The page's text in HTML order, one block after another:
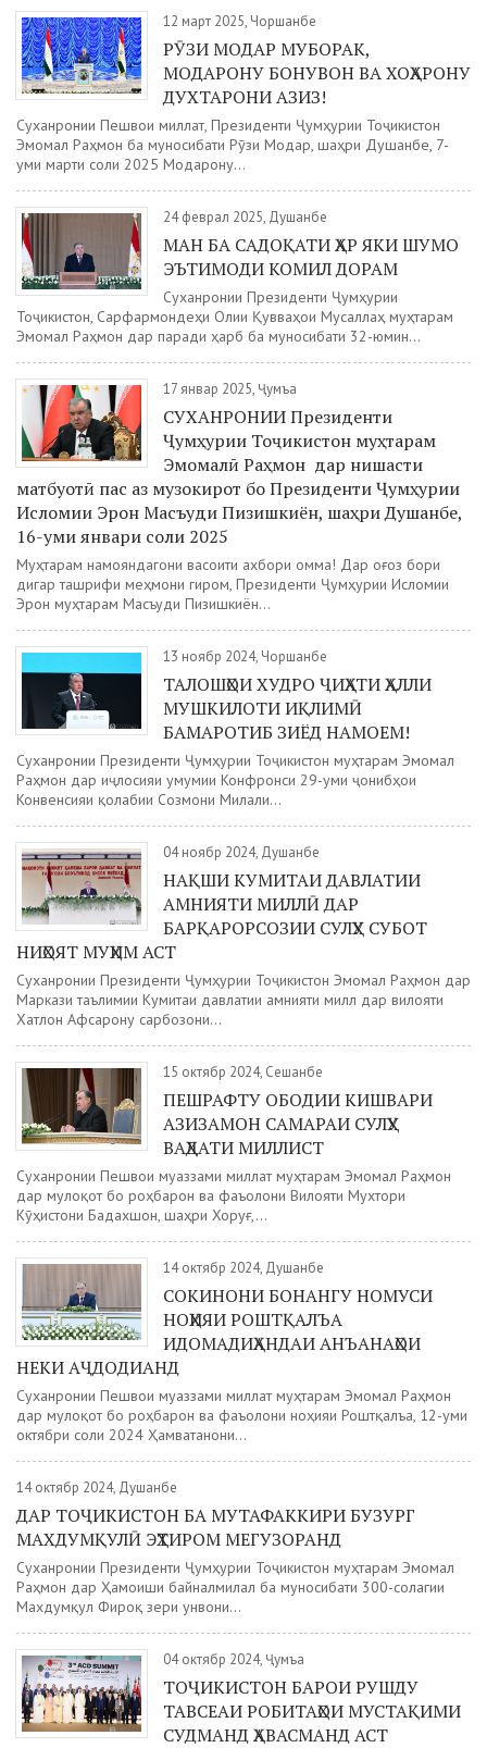
12 март 2025, Чоршанбе
РӮЗИ МОДАР МУБОРАК,
МОДАРОНУ БОНУВОН ВА ХОҲАРОНУ
ДУХТАРОНИ АЗИЗ!
Суханронии Пешвои миллат, Президенти Ҷумҳурии Тоҷикистон
Эмомалӣ Раҳмон ба муносибати Рӯзи Модар, шаҳри Душанбе, 7-
уми марти соли 2025 Модарону...
24 феврал 2025, Душанбе
МАН БА САДОҚАТИ ҲАР ЯКИ ШУМО
ЭЪТИМОДИ КОМИЛ ДОРАМ
Суханронии Президенти Ҷумҳурии
Тоҷикистон, Сарфармондеҳи Олии Қувваҳои Мусаллаҳ муҳтарам
Эмомалӣ Раҳмон дар паради ҳарбӣ ба муносибати 32-юмин...
17 январ 2025, Ҷумъа
СУХАНРОНИИ Президенти
Ҷумҳурии Тоҷикистон муҳтарам
Эмомалӣ Раҳмон дар нишасти
матбуотӣ пас аз музокирот бо Президенти Ҷумҳурии
Исломии Эрон Масъуди Пизишкиён, шаҳри Душанбе,
16-уми январи соли 2025
Муҳтарам намояндагони васоити ахбори омма! Дар оғоз бори
дигар ташрифи меҳмони гиромӣ, Президенти Ҷумҳурии Исломии
Эрон муҳтарам Масъуди Пизишкиён...
13 ноябр 2024, Чоршанбе
ТАЛОШҲОИ ХУДРО ҶИҲАТИ ҲАЛЛИ
МУШКИЛОТИ ИҚЛИМӢ
БАМАРОТИБ ЗИЁД НАМОЕМ!
Суханронии Президенти Ҷумҳурии Тоҷикистон муҳтарам Эмомалӣ
Раҳмон дар иҷлосияи умумии Конфронси 29-уми ҷонибҳои
Конвенсияи қолабии Созмони Милали...
04 ноябр 2024, Душанбе
НАҚШИ КУМИТАИ ДАВЛАТИИ
АМНИЯТИ МИЛЛӢ ДАР
БАРҚАРОРСОЗИИ СУЛҲУ СУБОТ
НИҲОЯТ МУҲИМ АСТ
Суханронии Президенти Ҷумҳурии Тоҷикистон Эмомалӣ Раҳмон дар
Маркази таълимии Кумитаи давлатии амнияти миллӣ дар вилояти
Хатлон Афсарону сарбозони...
15 октябр 2024, Сешанбе
ПЕШРАФТУ ОБОДИИ КИШВАРИ
АЗИЗАМОН САМАРАИ СУЛҲУ
ВАҲДАТИ МИЛЛИСТ
Суханронии Пешвои муаззами миллат муҳтарам Эмомалӣ Раҳмон
дар мулоқот бо роҳбарон ва фаъолони Вилояти Мухтори
Кӯҳистони Бадахшон, шаҳри Хоруғ,...
14 октябр 2024, Душанбе
СОКИНОНИ БОНАНГУ НОМУСИ
НОҲИЯИ РОШТҚАЛЪА
ИДОМАДИҲАНДАИ АНЪАНАҲОИ
НЕКИ АҶДОДИАНД
Cуханронии Пешвои муаззами миллат муҳтарам Эмомалӣ Раҳмон
дар мулоқот бо роҳбарон ва фаъолони ноҳияи Роштқалъа, 12-уми
октябри соли 2024 Ҳамватанони...
14 октябр 2024, Душанбе
ДАР ТОҶИКИСТОН БА МУТАФАККИРИ БУЗУРГ
МАХДУМҚУЛӢ ЭҲТИРОМ МЕГУЗОРАНД
Суханронии Президенти Ҷумҳурии Тоҷикистон муҳтарам Эмомалӣ
Раҳмон дар Ҳамоиши байналмилалӣ ба муносибати 300-солагии
Махдумқулӣ Фироқӣ зери унвони...
04 октябр 2024, Ҷумъа
ТОҶИКИСТОН БАРОИ РУШДУ
ТАВСЕАИ РОБИТАҲОИ МУСТАҚИМИ
СУДМАНД ҲАВАСМАНД АСТ